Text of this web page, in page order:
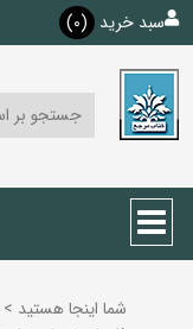
سبد خرید (0)
شما اینجا هستید >